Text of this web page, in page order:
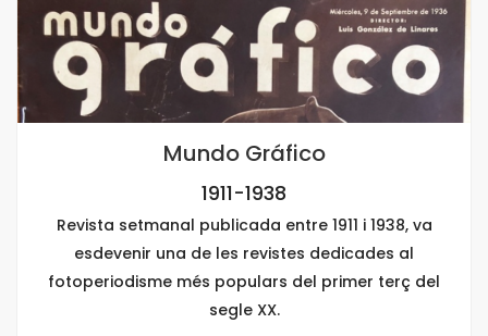
Mundo Gráfico
1911-1938
Revista setmanal publicada entre 1911 i 1938, va
esdevenir una de les revistes dedicades al
fotoperiodisme més populars del primer terç del
segle XX.